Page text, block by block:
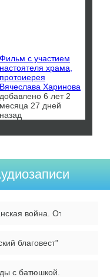
Фильм с участием
настоятеля храма,
протоиерея
Вячеслава Харинова
добавлено 6 лет 2
месяца 27 дней
назад
война. От 14
благовест" 3
с батюшкой. 1 сентября